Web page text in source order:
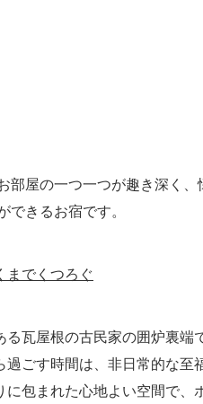
屋の一つ一つが趣き深く、
きるお宿です。
までくつろぐ
る瓦屋根の古民家の囲炉裏端
過ごす時間は、非日常的な至
に包まれた心地よい空間で、